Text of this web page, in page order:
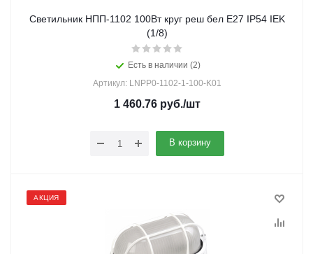
Светильник НПП-1102 100Вт круг реш бел Е27 IP54 IEK
(1/8)
Есть в наличии (2)
Артикул: LNPP0-1102-1-100-K01
1 460.76 руб./шт
В корзину
АКЦИЯ